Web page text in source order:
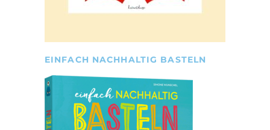
EINFACH NACHHALTIG BASTELN